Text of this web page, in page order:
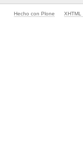
Hecho con Plone XHTML